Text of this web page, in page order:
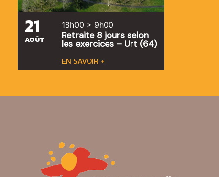
21
AOÛT
18h00 > 9h00
Retraite 8 jours selon
les exercices – Urt (64)
EN SAVOIR +